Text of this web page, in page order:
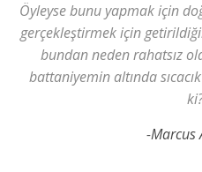
Öyleyse bunu yapmak için
gerçekleştirmek için
bundan neden rahatsız
battaniyemin altında
-Marcus